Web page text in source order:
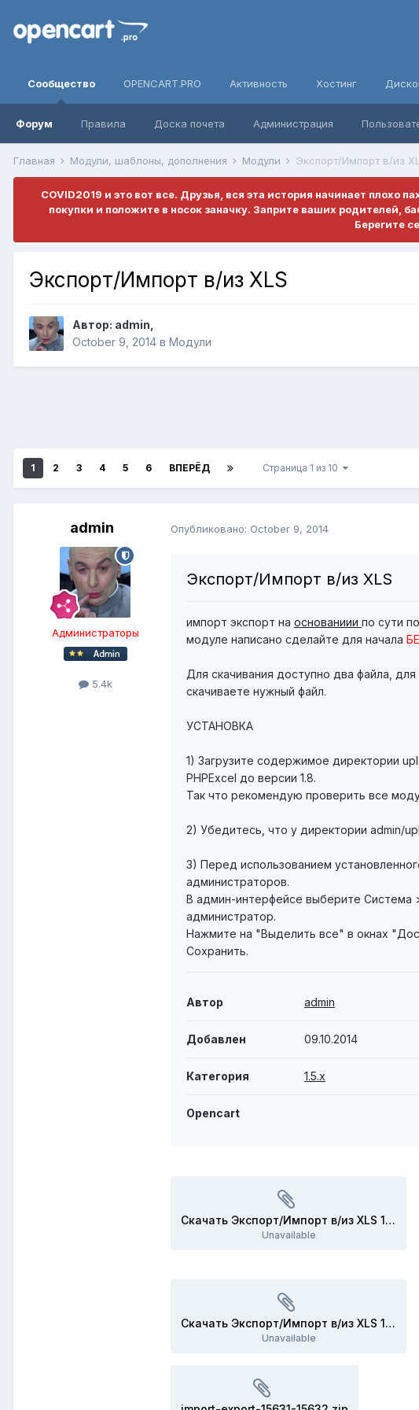
Сообщество
Форум Правила Доска почета Администрация
OPENCART.PRO Активность Хостинг
Главная Модули, шаблоны, дополнения Модули Экспорт/Импорт в/из
COVID2019 и это вот все. Друзья, вся эта история начинает плохо
покупки и положите в носок заначку. Заприте ваших родителей,
Берегите
Экспорт/Импорт в/из XLS
Автор: admin
October 9, 2014 в Модули
1 2 3 4 5 6 ВПЕРЁД Страница 1 из 10
admin
Администраторы
5.4k
Опубликовано: October 9, 2014
Экспорт/Импорт в/из XLS
импорт экспорт на основаниии по сути
модуле написано сделайте для начала
Для скачивания доступно два файла,
скачиваете нужный файл.
УСТАНОВКА
1) Загрузите содержимое директории
PHPExcel до версии 1.8.
Так что рекомендую проверить все
2) Убедитесь, что у директории admin/
3) Перед использованием
администраторов.
В админ-интерфейсе выберите Система
администратор.
Нажмите на "Выделить все" в окнах
Сохранить.
Автор admin
Добавлен 09.10.2014
Категория 1.5.x
Opencart
Скачать Экспорт/Импорт в/из XLS 15631-15632
Unavailable
Скачать Экспорт/Импорт в/из XLS 1564
Unavailable